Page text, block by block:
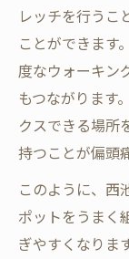
レッチを行うこ
ことができます
度なウォーキン
もつながります
クスできる場所
持つことが偏頭
このように、西
ポットをうまく
ぎやすくなりま